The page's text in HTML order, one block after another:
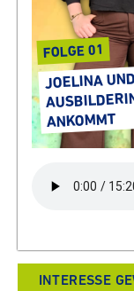
FOLGE 01
JOELINA
ANKOMMT
INTERESSE